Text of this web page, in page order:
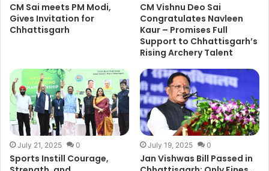
CM Sai meets PM Modi,
Gives Invitation for
Chhattisgarh
CM Vishnu Deo Sai
Congratulates Navleen
Kaur – Promises Full
Support to Chhattisgarh’s
Rising Archery Talent
July 21, 2025 0
Sports Instill Courage,
July 19, 2025 0
Jan Vishwas Bill Passed in